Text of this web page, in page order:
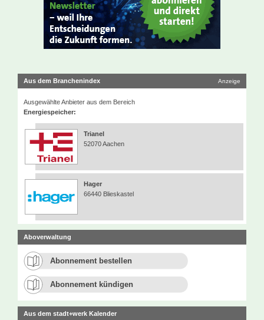
Aus dem Branchenindex Anzeige
Ausgewählte Anbieter aus dem Bereich
Energiespeicher:
Trianel
52070 Aachen
Hager
66440 Blieskastel
Aboverwaltung
Abonnement bestellen
Abonnement kündigen
Aus dem stadt+werk Kalender